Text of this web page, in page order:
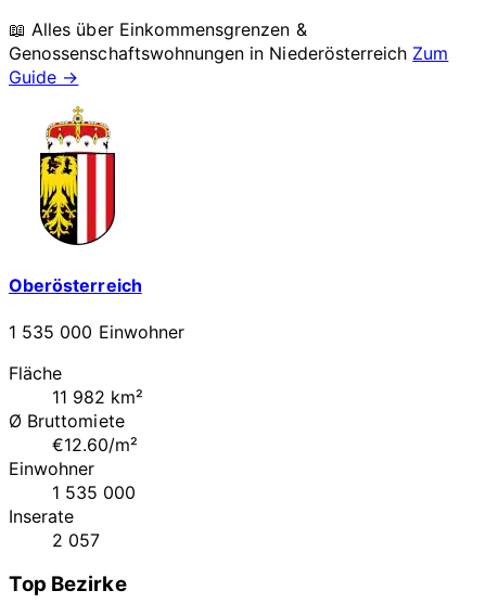
📖 Alles über Einkommensgrenzen &
Genossenschaftswohnungen in Niederösterreich Zum
Guide →
Oberösterreich
1 535 000 Einwohner
Fläche
11 982 km²
Ø Bruttomiete
€12.60/m²
Einwohner
1 535 000
Inserate
2 057
Top Bezirke